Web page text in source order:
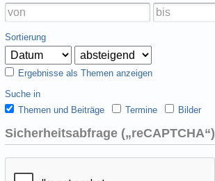
Sortierung
Ergebnisse als Themen anzeigen
Suche in
Themen und Beiträge
Termine Bilder
Sicherheitsabfrage („reCAPTCHA“)